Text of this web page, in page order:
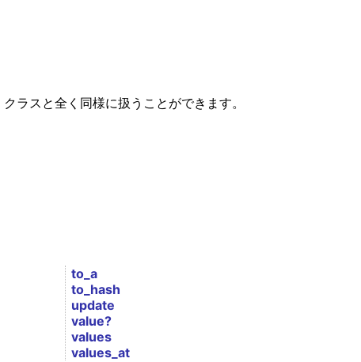
クラスと全く同様に扱うことができます。
to_a
to_hash
update
value?
values
values_at